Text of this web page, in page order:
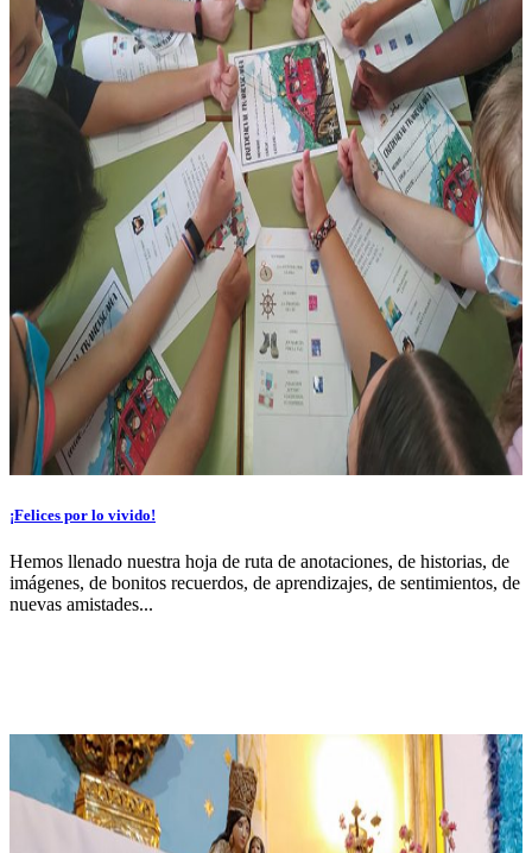
¡Felices por lo vivido!
Hemos llenado nuestra hoja de ruta de anotaciones, de historias, de
imágenes, de bonitos recuerdos, de aprendizajes, de sentimientos, de
nuevas amistades...